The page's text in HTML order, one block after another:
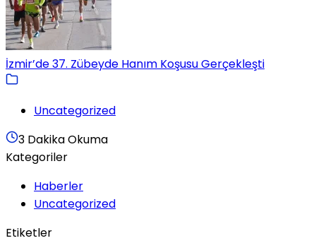
İzmir’de 37. Zübeyde Hanım Koşusu Gerçekleşti
Uncategorized
3 Dakika Okuma
Kategoriler
Haberler
Uncategorized
Etiketler